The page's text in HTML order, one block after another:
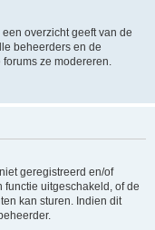
overzicht geeft van de
beheerders en de
ze modereren.
geregistreerd en/of
uitgeschakeld, of de
kan sturen. Indien dit